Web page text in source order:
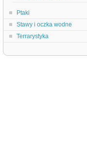
Ptaki
Stawy i oczka wodne
Terrarystyka